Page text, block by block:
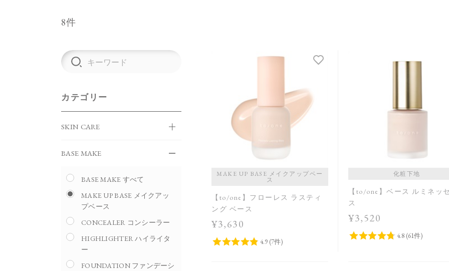
8件
カテゴリー
SKIN CARE
BASE MAKE
BASE MAKE すべて
MAKE UP BASE メイクアッ
プベース
CONCEALER コンシーラー
HIGHLIGHTER ハイライタ
ー
FOUNDATION ファンデーシ
MAKE UP BASE メイクアップベー
ス
【to/one】フローレス ラスティ
ング ベース
¥3,630
化粧下地
【to/one】ベース ルミネッ
ス
¥3,520